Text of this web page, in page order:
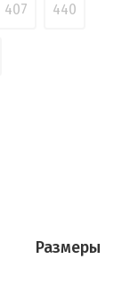
407 440
Размеры